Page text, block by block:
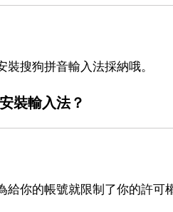
搜狗拼音輸入法採納哦。
裝輸入法？
你的帳號就限制了你的許可